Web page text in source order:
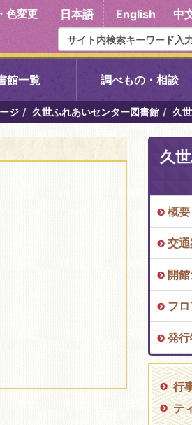
色変更 日本語 English 中
館一覧
伏見中央図書館
岩倉図書館
調べもの・相談
ジ 久世ふれあいセンター図書館 久
久
概
交
開
フ
発
行
テ